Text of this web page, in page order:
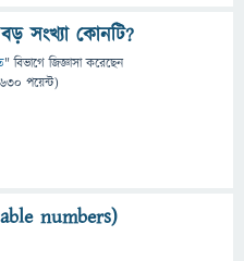
সংখ্যা কোনটি?
" বিভাগে জিজ্ঞাসাকরেছেন
পয়েন্ট)
numbers)